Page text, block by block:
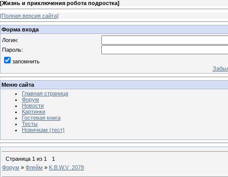
[Жизнь и приключения робота подростка]
[Полная версия сайта]
Форма входа
Логин:
Пароль:
запомнить
Меню сайта
Главная страница
Форум
Новости
Картинки
Гостевая книга
Тесты
Новичкам (тест)
Страница 1 из 1
1
Форум » Флейм » K.B.W.V_2078